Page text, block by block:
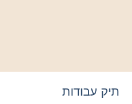
תיק עבודות